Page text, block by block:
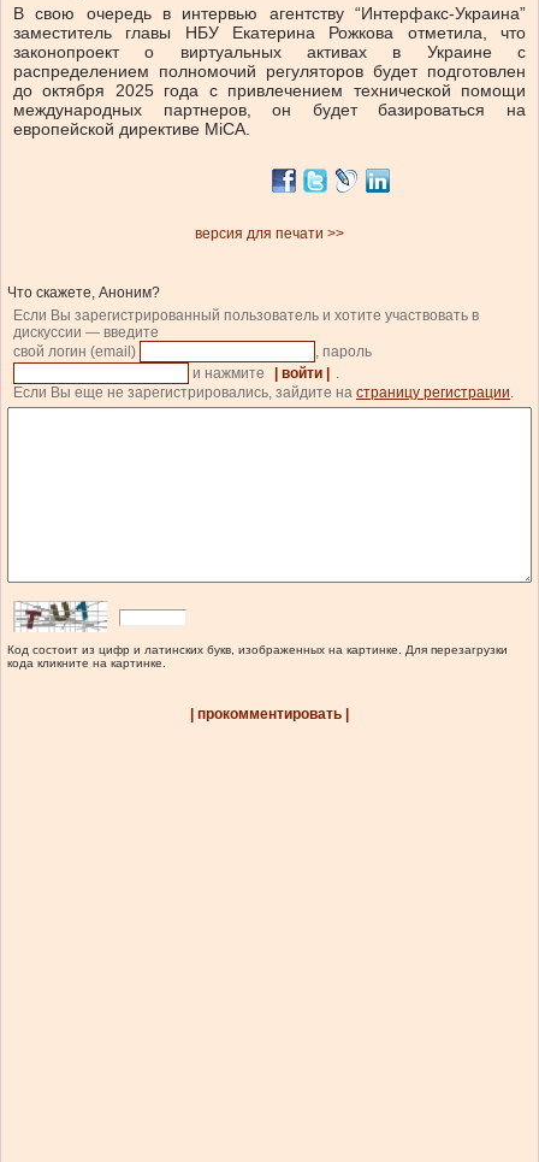
В свою очередь в интервью агентству “Интерфакс-Украина”
заместитель главы НБУ Екатерина Рожкова отметила, что
законопроект о виртуальных активах в Украине с
распределением полномочий регуляторов будет подготовлен
до октября 2025 года с привлечением технической помощи
международных партнеров, он будет базироваться на
европейской директиве MiCA.
версия для печати >>
Что скажете, Аноним?
Если Вы зарегистрированный пользователь и хотите участвовать в
дискуссии — введите
свой логин (email)
, пароль
и нажмите
| войти |
.
Если Вы еще не зарегистрировались, зайдите на страницу регистрации.
Код состоит из цифр и латинских букв, изображенных на картинке. Для перезагрузки
кода кликните на картинке.
| прокомментировать |